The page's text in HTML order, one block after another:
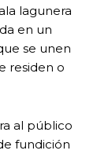
lagunera
en un
se unen
residen o
al público
fundición